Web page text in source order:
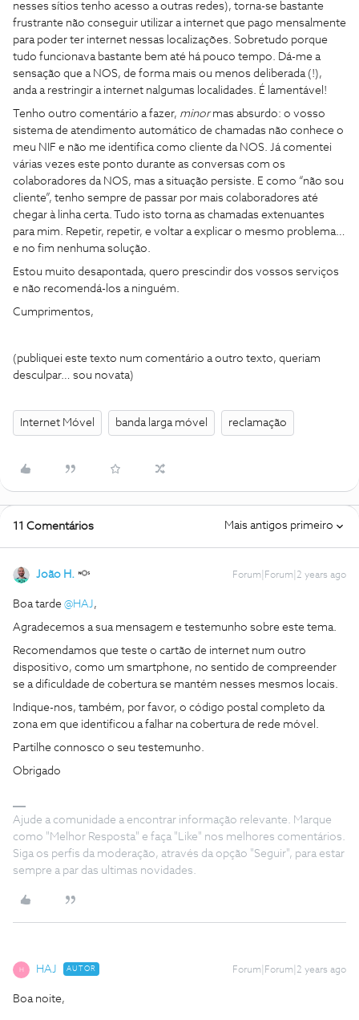
nesses sítios tenho acesso a outras redes), torna-se bastante
frustrante não conseguir utilizar a internet que pago mensalmente
para poder ter internet nessas localizações. Sobretudo porque
tudo funcionava bastante bem até há pouco tempo. Dá-me a
sensação que a NOS, de forma mais ou menos deliberada (!),
anda a restringir a internet nalgumas localidades. É lamentável!
Tenho outro comentário a fazer, minormas absurdo: o vosso
sistema de atendimento automático de chamadas não conhece o
meu NIF e não me identifica como cliente da NOS. Já comentei
várias vezes este ponto durante as conversas com os
colaboradores da NOS, mas a situação persiste. E como “não sou
cliente”, tenho sempre de passar por mais colaboradores até
chegar à linha certa. Tudo isto torna as chamadas extenuantes
para mim. Repetir, repetir, e voltar a explicar o mesmo problema…
e no fim nenhuma solução.
Estou muito desapontada, quero prescindir dos vossos serviços
e não recomendá-los a ninguém.
Cumprimentos,
(publiquei este texto num comentário a outro texto, queriam
desculpar… sou novata)
Internet Móvel banda larga móvel reclamação
11 Comentários Mais antigos primeiro
João H. Forum|Forum|2 years ago
Boa tarde @HAJ,
Agradecemos a sua mensagem e testemunho sobre este tema.
Recomendamos que teste o cartão de internet num outro
dispositivo, como um smartphone, no sentido de compreender
se a dificuldade de cobertura se mantém nesses mesmos locais.
Indique-nos, também, por favor, o código postal completo da
zona em que identificou a falhar na cobertura de rede móvel.
Partilhe connosco o seu testemunho.
Obrigado
Ajude a comunidade a encontrar informação relevante. Marque
como "Melhor Resposta" e faça "Like" nos melhores comentários.
Siga os perfis da moderação, através da opção "Seguir", para estar
sempre a par das ultimas novidades.
H HAJ AUTOR Forum|Forum|2 years ago
Boa noite,